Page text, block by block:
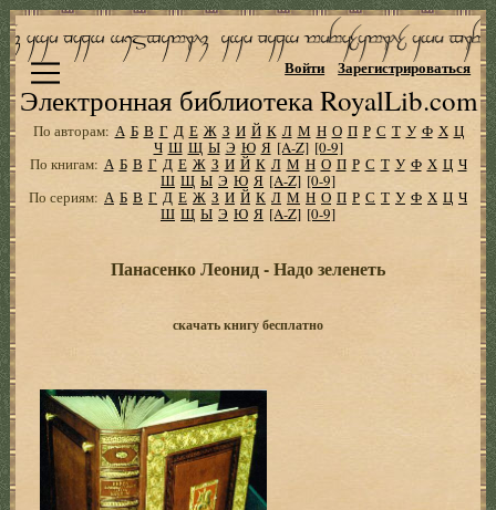
Электронная библиотека RoyalLib.com
Войти Зарегистрироваться
По авторам: А Б В Г Д Е Ж З И Й К Л М Н О П Р С Т У Ф Х Ц
Ч Ш Щ Ы Э Ю Я [A-Z] [0-9]
По книгам: А Б В Г Д Е Ж З И Й К Л М Н О П Р С Т У Ф Х Ц Ч
Ш Щ Ы Э Ю Я [A-Z] [0-9]
По сериям: А Б В Г Д Е Ж З И Й К Л М Н О П Р С Т У Ф Х Ц Ч
Ш Щ Ы Э Ю Я [A-Z] [0-9]
Панасенко Леонид - Надо зеленеть
скачать книгу бесплатно